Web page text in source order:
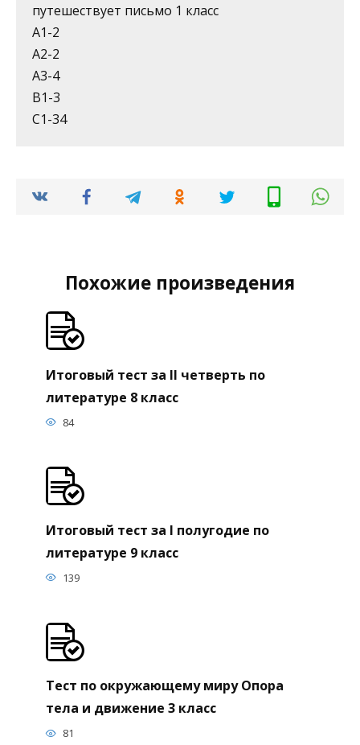
путешествует письмо 1 класс
А1-2
А2-2
А3-4
В1-3
С1-34
Похожие произведения
Итоговый тест за II четверть по
литературе 8 класс
84
Итоговый тест за I полугодие по
литературе 9 класс
139
Тест по окружающему миру Опора
тела и движение 3 класс
81